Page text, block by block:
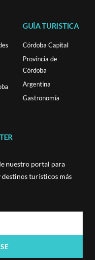
GUÍA TURISTICA
Córdoba Capital
Provincia de
Córdoba
Argentina
Gastronomía
nuestro portal para
destinos turísticos más